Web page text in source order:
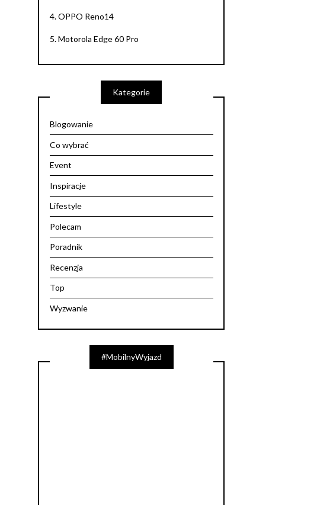
4.OPPO Reno14
5.Motorola Edge 60 Pro
Kategorie
Blogowanie
Co wybrać
Event
Inspiracje
Lifestyle
Polecam
Poradnik
Recenzja
Top
Wyzwanie
#MobilnyWyjazd